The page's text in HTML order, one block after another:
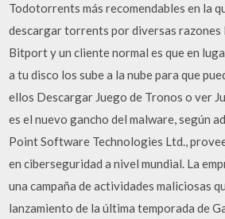
Todotorrents más recomendables en la
descargar torrents por diversas razones
Bitport y un cliente normal es que en
a tu disco los sube a la nube para que
ellos Descargar Juego de Tronos o ver
es el nuevo gancho del malware, según
Point Software Technologies Ltd.,
en ciberseguridad a nivel mundial. La
una campaña de actividades maliciosas
lanzamiento de la última temporada de